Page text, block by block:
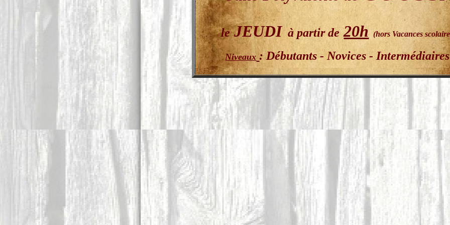
leJEUDI à partirde 20h (hors Vacances
Niveaux : Débutants - Novices - Intermédiaires